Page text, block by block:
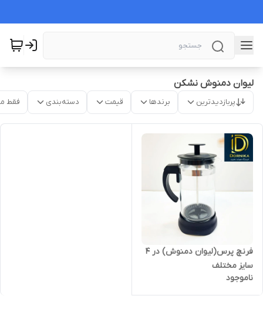
لیوان دمنوش نشکن
پربازدیدترین برندها قیمت دسته‌بندی فقط
فرنچ پرس(لیوان دمنوش) در ۴
سایز مختلف
ناموجود